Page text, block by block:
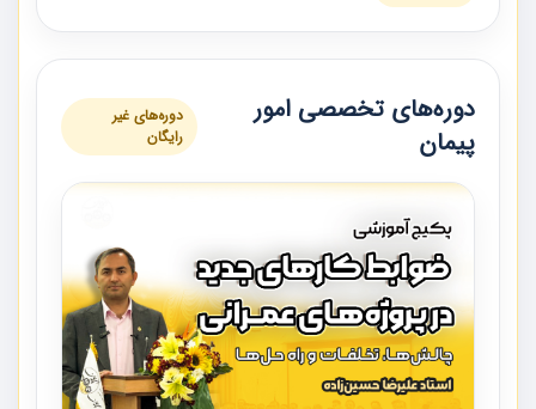
دوره‌های تخصصی امور
پیمان
دوره‌های غیر
رایگان